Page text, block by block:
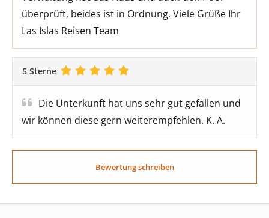
überprüft, beides ist in Ordnung. Viele Grüße Ihr
Las Islas Reisen Team
5 Sterne
Die Unterkunft hat uns sehr gut gefallen und
wir können diese gern weiterempfehlen. K. A.
Bewertung schreiben